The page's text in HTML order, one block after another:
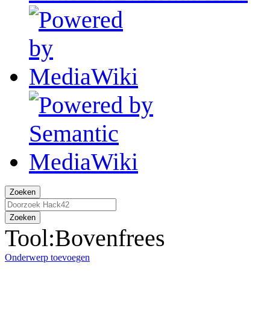
Zoeken
Zoeken
Tool:Bovenfrees
Onderwerp toevoegen